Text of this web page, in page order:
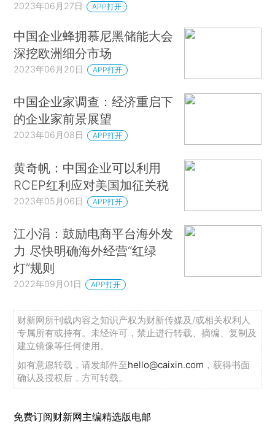
2023年06月27日 APP打开
中国企业蜂拥慕尼黑储能大会
深挖欧洲细分市场
2023年06月20日 APP打开
中国企业家调查：经济重启下
的企业家前景展望
2023年06月08日 APP打开
黄奇帆：中国企业可以利用
RCEP红利应对美国加征关税
2023年05月06日 APP打开
江小涓：鼓励电商平台海外发
力 尽快明确海外经营“红绿
灯”规则
2022年09月01日 APP打开
财新网所刊载内容之知识产权为财新传媒及/或相关权利人
专属所有或持有。未经许可，禁止进行转载、摘编、复制及
建立镜像等任何使用。
如有意愿转载，请发邮件至hello@caixin.com ，获得书面
确认及授权后，方可转载。
免费订阅财新网主编精选版电邮